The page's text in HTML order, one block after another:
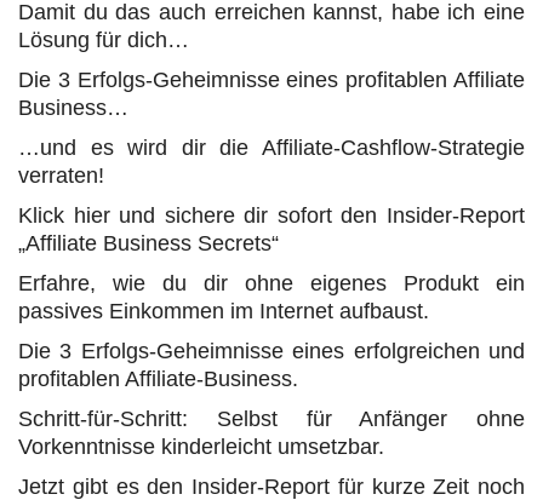
Damit du das auch erreichen kannst, habe ich eine
Lösung für dich…
Die 3 Erfolgs-Geheimnisse eines profitablen Affiliate
Business…
…und es wird dir die Affiliate-Cashflow-Strategie
verraten!
Klick hier und sichere dir sofort den Insider-Report
„Affiliate Business Secrets“
Erfahre, wie du dir ohne eigenes Produkt ein
passives Einkommen im Internet aufbaust.
Die 3 Erfolgs-Geheimnisse eines erfolgreichen und
profitablen Affiliate-Business.
Schritt-für-Schritt: Selbst für Anfänger ohne
Vorkenntnisse kinderleicht umsetzbar.
Jetzt gibt es den Insider-Report für kurze Zeit noch